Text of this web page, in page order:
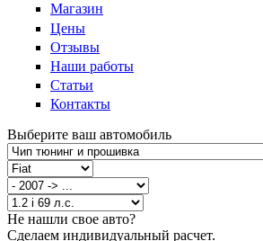
Магазин
Цены
Отзывы
Наши работы
Статьи
Контакты
Выберите ваш автомобиль
Не нашли свое авто?
Сделаем индивидуальный расчет.